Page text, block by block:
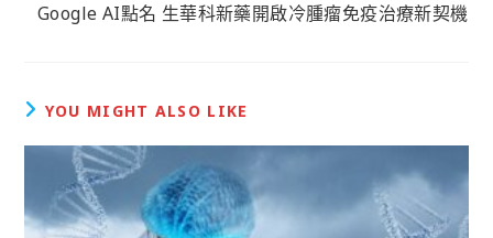
Google AI點名 生華科新藥開啟冷腫瘤免疫治療新契機
YOU MIGHT ALSO LIKE